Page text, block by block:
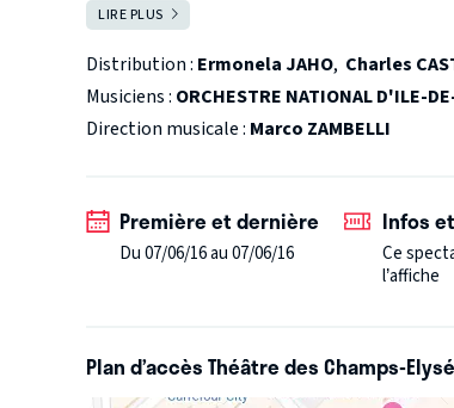
LIRE PLUS
Distribution : Ermonela JAHO, Charles
Musiciens : ORCHESTRE NATIONAL D'ILE-
Direction musicale : Marco ZAMBELLI
Première et dernière
Du 07/06/16 au 07/06/16
Infos
Ce
l’affiche
Plan d’accès Théâtre des Champs-